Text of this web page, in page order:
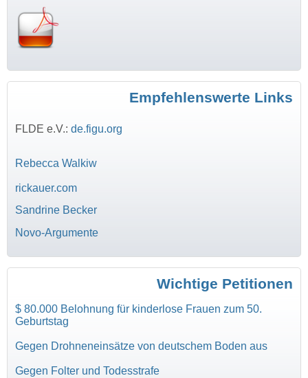
Empfehlenswerte Links
FLDE e.V.: de.figu.org
Rebecca Walkiw
rickauer.com
Sandrine Becker
Novo-Argumente
Wichtige Petitionen
$ 80.000 Belohnung für kinderlose Frauen zum 50.
Geburtstag
Gegen Drohneneinsätze von deutschem Boden aus
Gegen Folter und Todesstrafe